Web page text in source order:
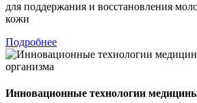
для поддержания и восстановления
кожи
Подробнее
Инновационные технологии